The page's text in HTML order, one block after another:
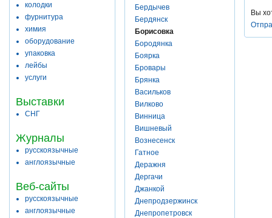
колодки
фурнитура
химия
оборудование
упаковка
лейбы
услуги
Выставки
СНГ
Журналы
русскоязычные
англоязычные
Веб-сайты
русскоязычные
англоязычные
Бердычев
Бердянск
Борисовка
Бородянка
Боярка
Бровары
Брянка
Васильков
Вилково
Винница
Вишневый
Вознесенск
Гатное
Деражня
Дергачи
Джанкой
Днепродзержинск
Днепропетровск
Вы